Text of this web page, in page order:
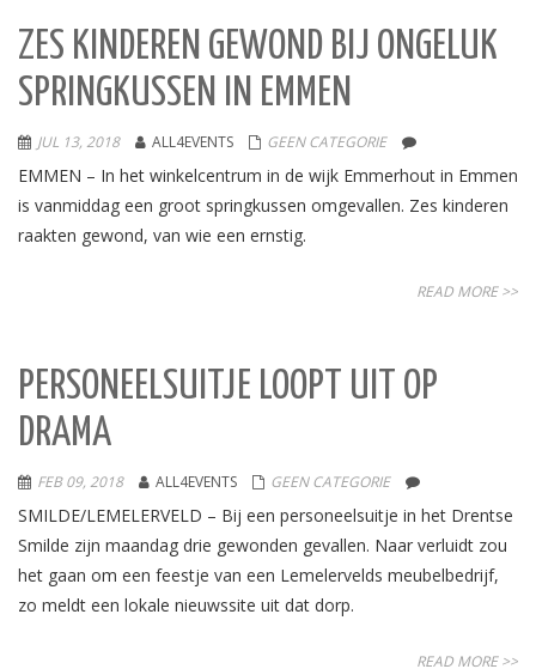
ZES KINDEREN GEWOND BIJ ONGELUK
SPRINGKUSSEN IN EMMEN
JUL 13, 2018 ALL4EVENTS GEEN CATEGORIE
EMMEN – In het winkelcentrum in de wijk Emmerhout in Emmen
is vanmiddag een groot springkussen omgevallen. Zes kinderen
raakten gewond, van wie een ernstig.
READ MORE >>
PERSONEELSUITJE LOOPT UIT OP
DRAMA
FEB 09, 2018 ALL4EVENTS GEEN CATEGORIE
SMILDE/LEMELERVELD – Bij een personeelsuitje in het Drentse
Smilde zijn maandag drie gewonden gevallen. Naar verluidt zou
het gaan om een feestje van een Lemelervelds meubelbedrijf,
zo meldt een lokale nieuwssite uit dat dorp.
READ MORE >>